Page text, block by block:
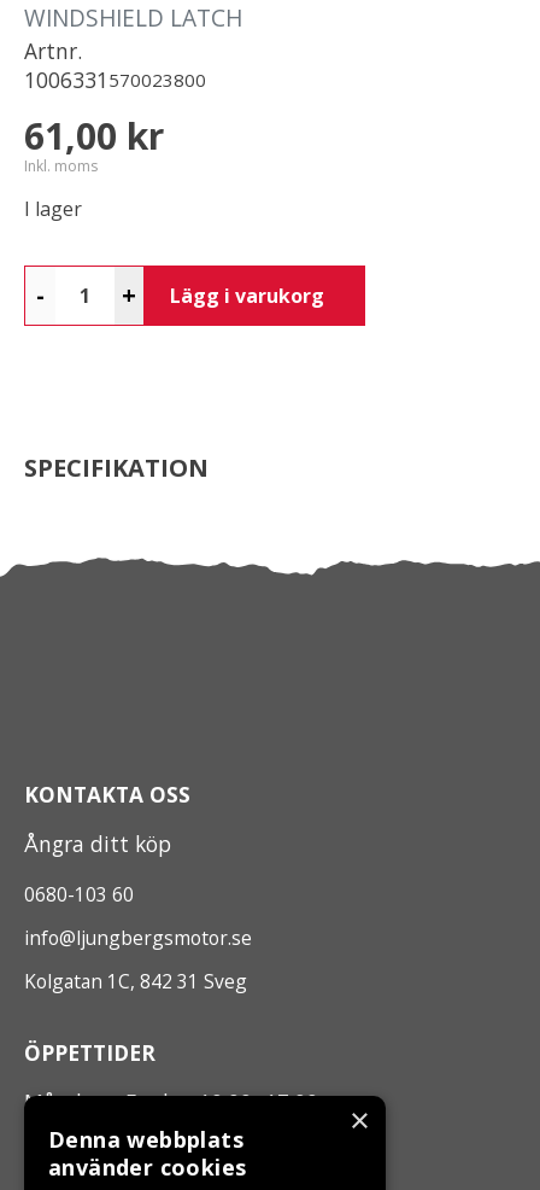
WINDSHIELD LATCH
Artnr.
1006331 570023800
61,00 kr
Inkl. moms
I lager
- + Lägg i varukorg
SPECIFIKATION
KONTAKTA OSS
Ångra ditt köp
0680-103 60
info@ljungbergsmotor.se
Kolgatan 1C, 842 31 Sveg
ÖPPETTIDER
Måndag - Fredag 10.00 -17.00
LJUNGBERGS MOTOR
×
Denna webbplats
använder cookies